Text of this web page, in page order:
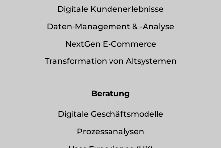
Digitale Kundenerlebnisse
Daten-Management & -Analyse
NextGen E-Commerce
Transformation von Altsystemen
Beratung
Digitale Geschäftsmodelle
Prozessanalysen